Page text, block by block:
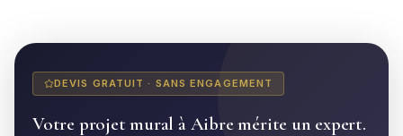
DEVIS GRATUIT · SANS ENGAGEMENT
Votre projet mural à Aibre mérite un expert.